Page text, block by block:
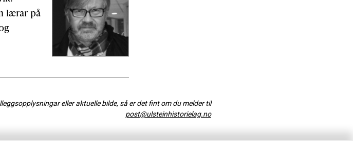
lærar på
eller aktuelle bilde, så er det fint om du melder til
post@ulsteinhistorielag.no